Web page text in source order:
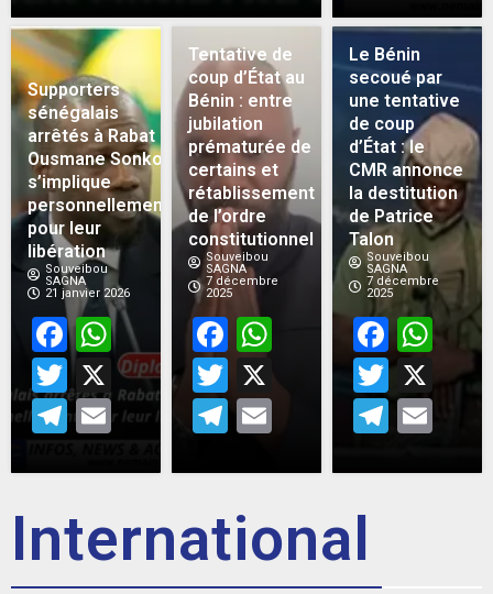
Supporters
sénégalais
arrêtés à Rabat :
Ousmane Sonko
s’implique
personnellement
pour leur
libération
Souveibou
SAGNA
21 janvier 2026
Facebook
WhatsApp
Twitter
X
Telegram
Email
Tentative de
coup d’État au
Bénin : entre
jubilation
prématurée de
certains et
rétablissement
de l’ordre
constitutionnel
Souveibou
SAGNA
7 décembre
2025
Facebook
WhatsApp
Twitter
Telegram
Email
Le Bénin
secoué par
une tentative
de coup
d’État : le
CMR annonce
la destitution
de Patrice
Talon
Souveibou
SAGNA
7 décembre
2025
X
International